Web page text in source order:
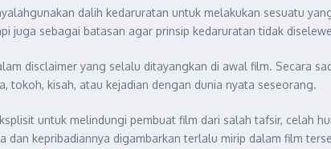
dalih kedaruratan untuk melakukan sesuatu
juga sebagai batasan agar prinsip kedaruratan tidak
disclaimer yang selalu ditayangkan di awal film. Secara
tokoh, kisah, atau kejadian dengan dunia nyata seseorang.
untuk melindungi pembuat film dari salah tafsir, celah
kepribadiannya digambarkan terlalu mirip dalam film